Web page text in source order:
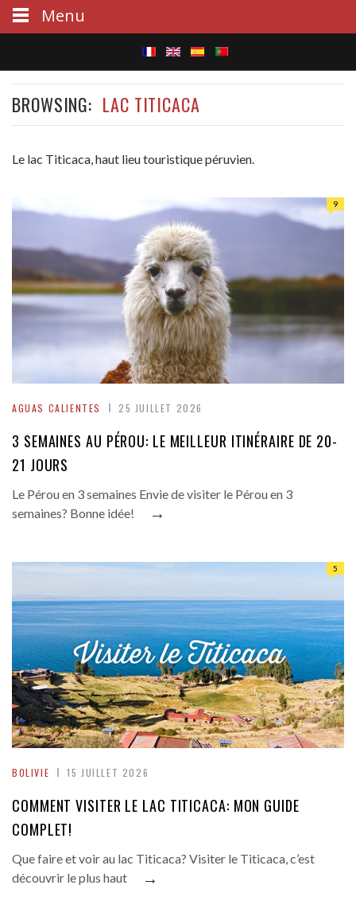
S
e
r
BROWSING: LAC TITICACA
Le lac Titicaca, haut lieu touristique péruvien.
AGUAS CALIENTES 25 JUILLET 2026
9
3 SEMAINES AU PÉROU: LE MEILLEUR ITINÉRAIRE DE 20-
21 JOURS
Le Pérou en 3 semaines Envie de visiter le Pérou en 3
semaines? Bonne idée!
→
BOLIVIE 15 JUILLET 2026
5
COMMENT VISITER LE LAC TITICACA: MON GUIDE
COMPLET!
Que faire et voir au lac Titicaca? Visiter le Titicaca, c’est
découvrir le plus haut
→
Menu